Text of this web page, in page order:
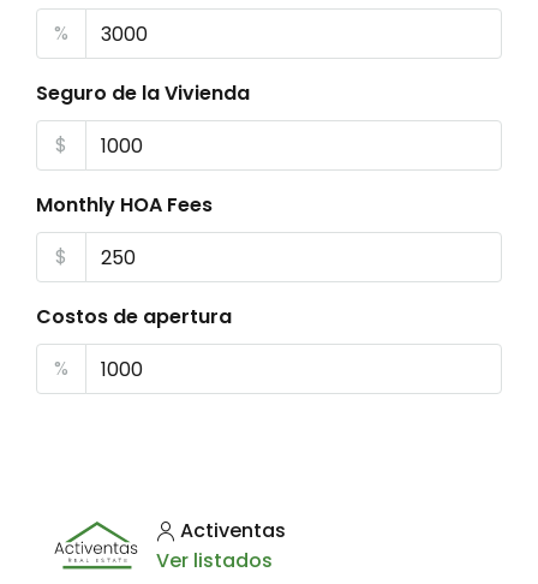
%
Seguro de la Vivienda
$
Monthly HOA Fees
$
Costos de apertura
%
Activentas
Ver listados